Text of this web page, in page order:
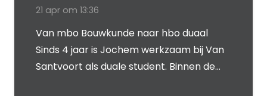
21 apr om 13:36
Van mbo Bouwkunde naar hbo duaal
Sinds 4 jaar is Jochem werkzaam bij Van
Santvoort als duale student. Binnen de…